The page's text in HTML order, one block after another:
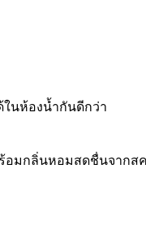
ในห้องน้ำกันดีกว่า
ร้อมกลิ่นหอมสดชื่นจาก